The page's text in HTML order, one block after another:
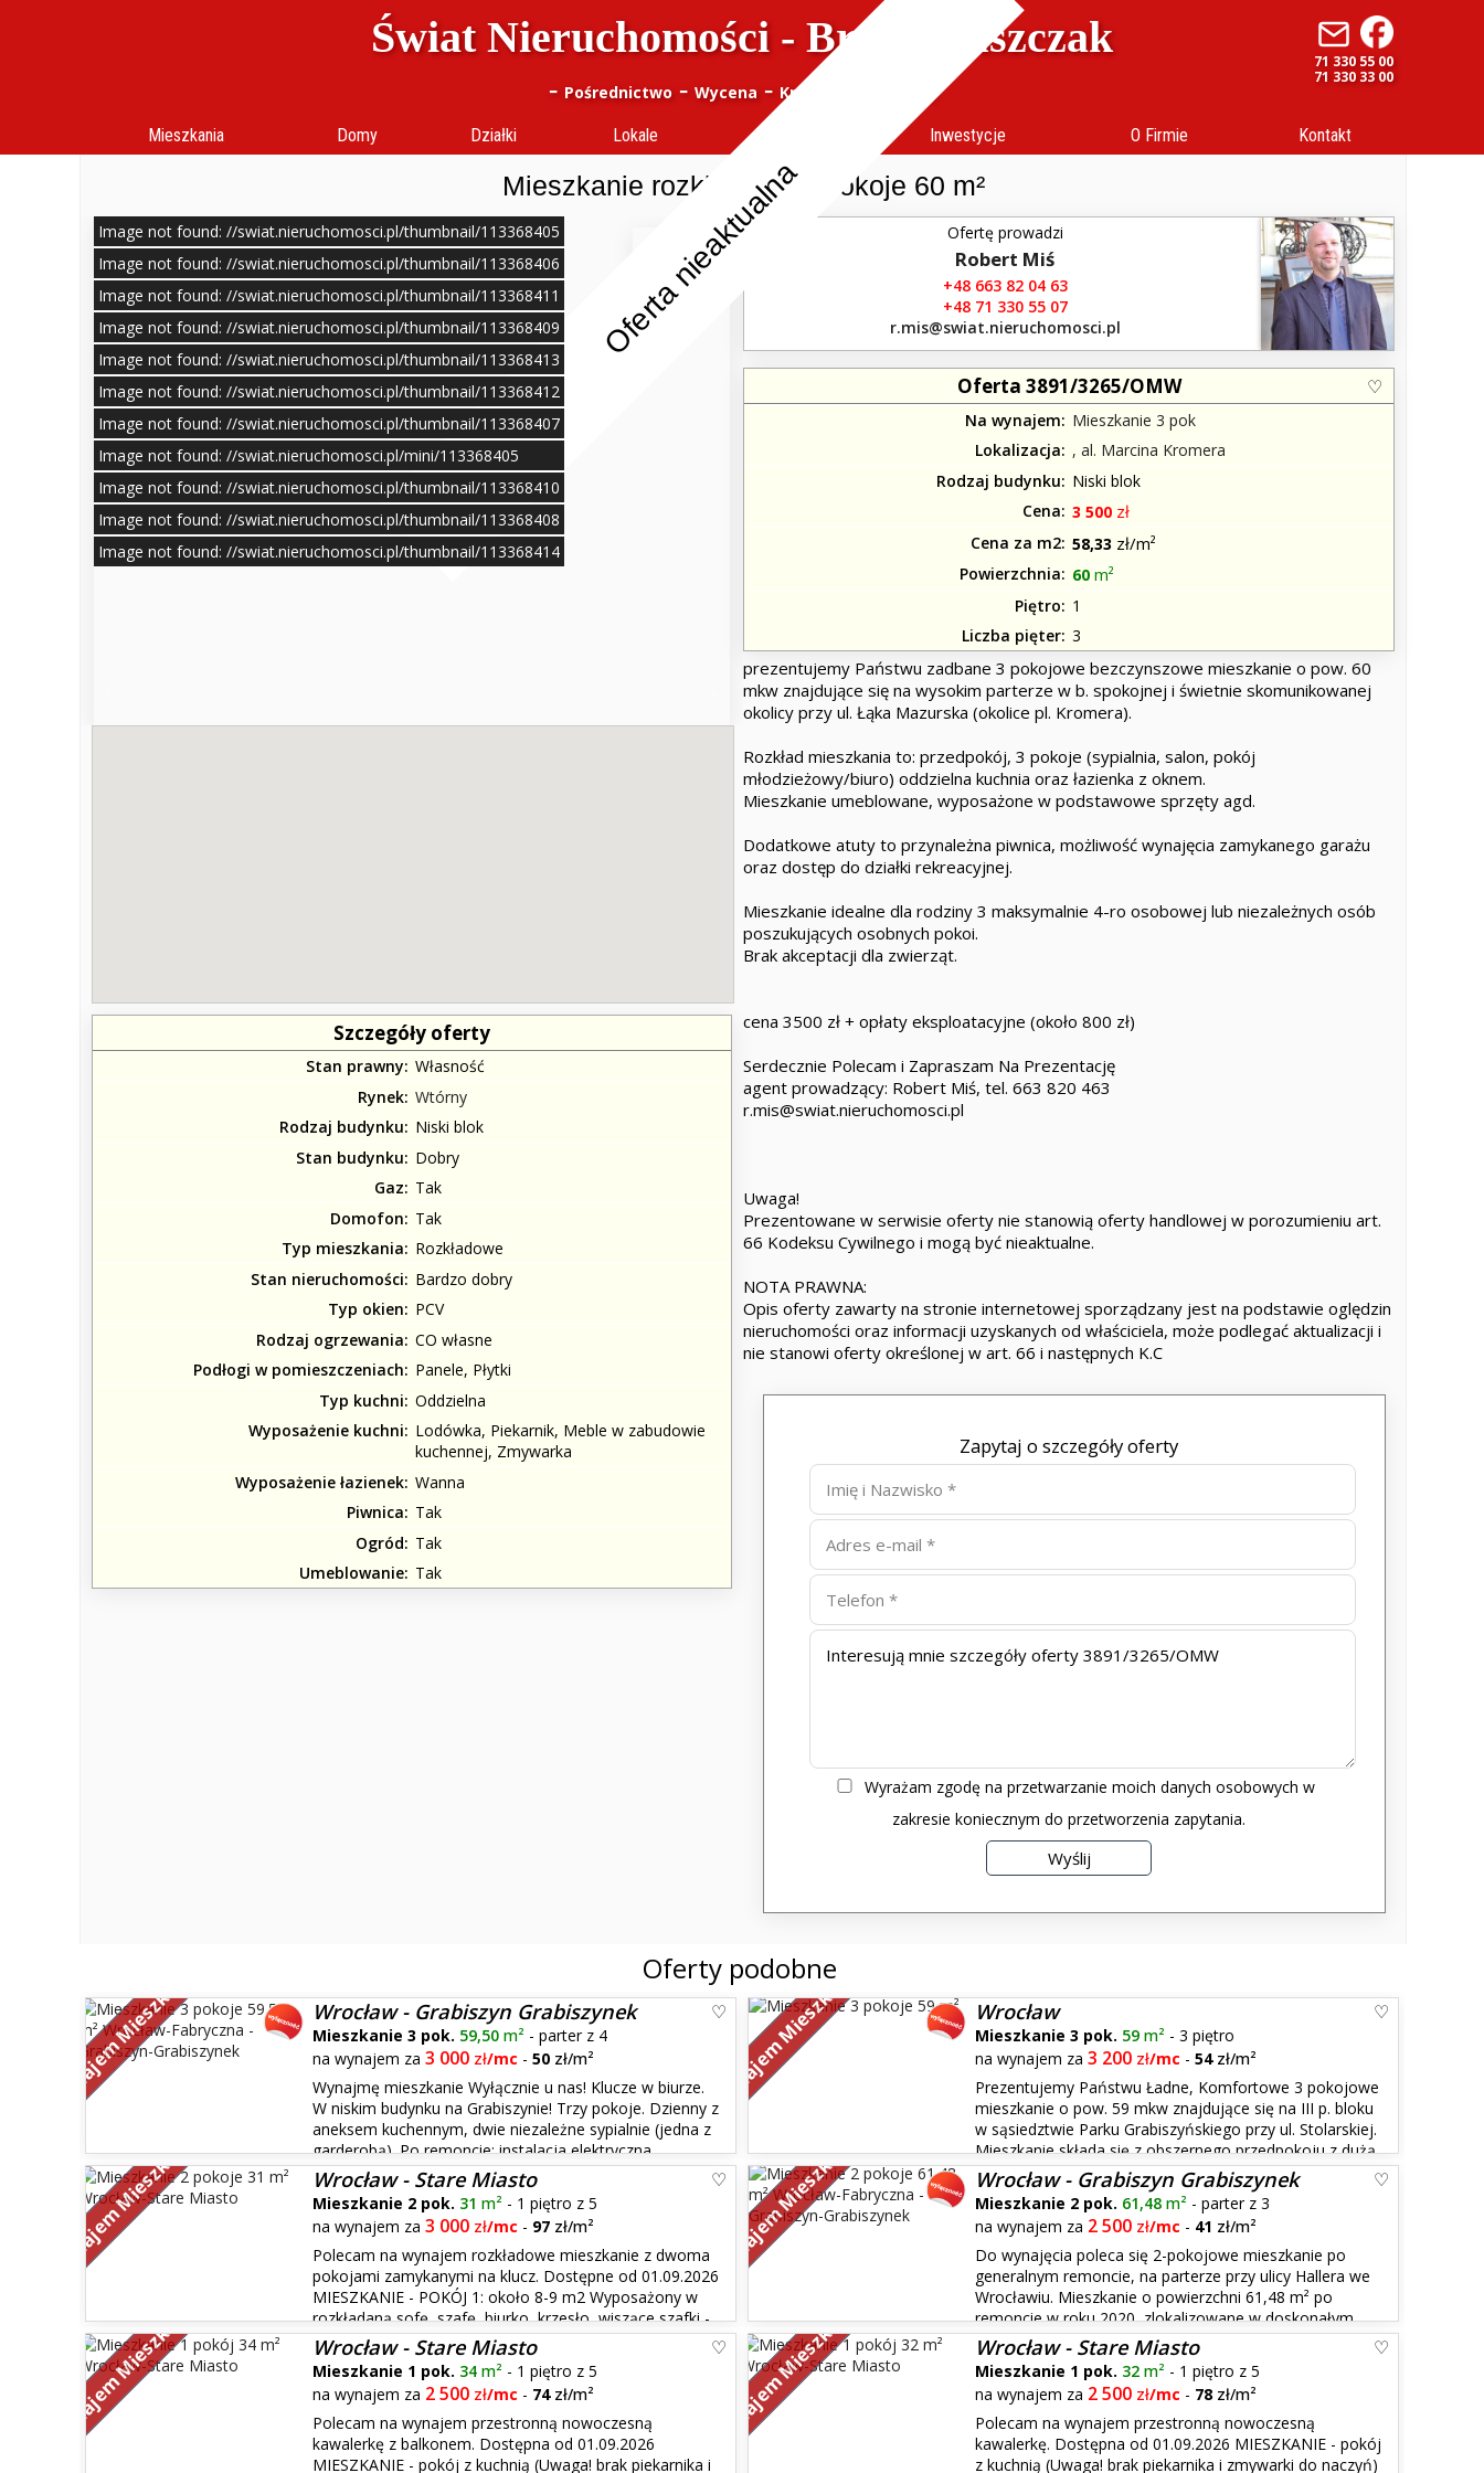
71 330 55 00
71 330 33 00
Świat Nieruchomości - Bracia Juszczak
- Pośrednictwo - Wycena- Kredyty
Mieszkania Domy Działki Lokale Inwestycje O Firmie Kontakt
Mieszkanie rozkładowe 3 pokoje 60 m²
Oferta nieaktualna
Image not found: //swiat.nieruchomosci.pl/thumbnail/113368405
Image not found: //swiat.nieruchomosci.pl/thumbnail/113368406
Image not found: //swiat.nieruchomosci.pl/thumbnail/113368411
Image not found: //swiat.nieruchomosci.pl/thumbnail/113368409
Image not found: //swiat.nieruchomosci.pl/thumbnail/113368413
Image not found: //swiat.nieruchomosci.pl/thumbnail/113368412
Image not found: //swiat.nieruchomosci.pl/thumbnail/113368407
Image not found: //swiat.nieruchomosci.pl/mini/113368405
Image not found: //swiat.nieruchomosci.pl/thumbnail/113368410
Image not found: //swiat.nieruchomosci.pl/thumbnail/113368408
Image not found: //swiat.nieruchomosci.pl/thumbnail/113368414
Ofertę prowadzi
Robert Miś
+48 663 82 04 63
+48 71 330 55 07
r.mis​@swiat.nieruchomosci.pl
Oferta 3891/3265/OMW
Na wynajem
Mieszkanie 3 pok
Lokalizacja
, al. Marcina Kromera
Rodzaj budynku
Niski blok
Cena 3 500 zł
Cena za m2 58,33 zł/m²
Powierzchnia 60 m²
Piętro
1
Liczba pięter 3
Szczegóły oferty
Stan prawny Własność
Rynek Wtórny
Rodzaj budynku
Niski blok
Stan budynku
Dobry
Gaz
Tak
Domofon
Tak
Typ mieszkania
Rozkładowe
Stan nieruchomości
Bardzo dobry
Typ okien
PCV
Rodzaj ogrzewania CO własne
Podłogi w pomieszczeniach
Panele, Płytki
Typ kuchni Oddzielna
Wyposażenie kuchni
Lodówka, Piekarnik, Meble w zabudowie
kuchennej, Zmywarka
Wyposażenie łazienek Wanna
Piwnica
Tak
Ogród
Tak
Umeblowanie Tak
prezentujemy Państwu zadbane 3 pokojowe bezczynszowe mieszkanie o pow. 60
mkw znajdujące się na wysokim parterze w b. spokojnej i świetnie skomunikowanej
okolicy przy ul. Łąka Mazurska (okolice pl. Kromera).
Rozkład mieszkania to: przedpokój, 3 pokoje (sypialnia, salon, pokój
młodzieżowy/biuro) oddzielna kuchnia oraz łazienka z oknem.
Mieszkanie umeblowane, wyposażone w podstawowe sprzęty agd.
Dodatkowe atuty to przynależna piwnica, możliwość wynajęcia zamykanego garażu
oraz dostęp do działki rekreacyjnej.
Mieszkanie idealne dla rodziny 3 maksymalnie 4-ro osobowej lub niezależnych osób
poszukujących osobnych pokoi.
Brak akceptacji dla zwierząt.
cena 3500 zł + opłaty eksploatacyjne (około 800 zł)
Serdecznie Polecam i Zapraszam Na Prezentację
agent prowadzący: Robert Miś, tel. 663 820 463
r.mis@swiat.nieruchomosci.pl
Uwaga!
Prezentowane w serwisie oferty nie stanowią oferty handlowej w porozumieniu art.
66 Kodeksu Cywilnego i mogą być nieaktualne.
NOTA PRAWNA:
Opis oferty zawarty na stronie internetowej sporządzany jest na podstawie oględzin
nieruchomości oraz informacji uzyskanych od właściciela, może podlegać aktualizacji i
nie stanowi oferty określonej w art. 66 i następnych K.C
Zapytaj o szczegóły oferty
Wyrażam zgodę na przetwarzanie moich danych osobowych w
zakresie koniecznym do przetworzenia zapytania.
Oferty podobne
Wynajem Mieszkań Wrocław - Grabiszyn Grabiszynek
Mieszkanie 3 pok. 59,50 m² - parter z 4
na wynajem za 3 000 zł/mc - 50 zł/m²
Wynajmę mieszkanie Wyłącznie u nas! Klucze w biurze.
W niskim budynku na Grabiszynie! Trzy pokoje. Dzienny z
aneksem kuchennym, dwie niezależne sypialnie (jedna z
garderobą). Po remoncie: instalacja elektryczna
miedziana, gładzie, okna antywłamaniowe. Zabudowa aneksu, zmywarka, lodówka,
kuchnia...
Wynajem Mieszkań Wrocław
Mieszkanie 3 pok. 59 m² - 3 piętro
na wynajem za 3 200 zł/mc - 54 zł/m²
Prezentujemy Państwu Ładne, Komfortowe 3 pokojowe
mieszkanie o pow. 59 mkw znajdujące się na III p. bloku
w sąsiedztwie Parku Grabiszyńskiego przy ul. Stolarskiej.
Mieszkanie składa się z obszernego przedpokoju z dużą
wnękową szafą, salonu z wyjściem na balkon połączonego z aneksem kuchennym,
sypial...
Wynajem Mieszkań Wrocław - Stare Miasto
Mieszkanie 2 pok. 31 m² - 1 piętro z 5
na wynajem za 3 000 zł/mc - 97 zł/m²
Polecam na wynajem rozkładowe mieszkanie z dwoma
pokojami zamykanymi na klucz. Dostępne od 01.09.2026
MIESZKANIE - POKÓJ 1: około 8-9 m2 Wyposażony w
rozkładaną sofę, szafę, biurko, krzesło, wiszące szafki -
POKÓJ 2: około 8-9 m2 Wyposażony w rozkładaną sofę, szafę, biurko, krzesło,
wiszące szafk...
Wynajem Mieszkań Wrocław - Grabiszyn Grabiszynek
Mieszkanie 2 pok. 61,48 m² - parter z 3
na wynajem za 2 500 zł/mc - 41 zł/m²
Do wynajęcia poleca się 2-pokojowe mieszkanie po
generalnym remoncie, na parterze przy ulicy Hallera we
Wrocławiu. Mieszkanie o powierzchni 61,48 m² po
remoncie w roku 2020, zlokalizowane w doskonałym
miejscu. Dla 1 lub 2 studentek/studentów. UKŁAD POMIESZCZEŃ: Salon ok. 22 m²
Kuchnia ok. 16,8 m...
Wynajem Mieszkań Wrocław - Stare Miasto
Mieszkanie 1 pok. 34 m² - 1 piętro z 5
na wynajem za 2 500 zł/mc - 74 zł/m²
Polecam na wynajem przestronną nowoczesną
kawalerkę z balkonem. Dostępna od 01.09.2026
MIESZKANIE - pokój z kuchnią (Uwaga! brak piekarnika i
Wynajem Mieszkań Wrocław - Stare Miasto
Mieszkanie 1 pok. 32 m² - 1 piętro z 5
na wynajem za 2 500 zł/mc - 78 zł/m²
Polecam na wynajem przestronną nowoczesną
kawalerkę. Dostępna od 01.09.2026 MIESZKANIE - pokój
z kuchnią (Uwaga! brak piekarnika i zmywarki do naczyń)